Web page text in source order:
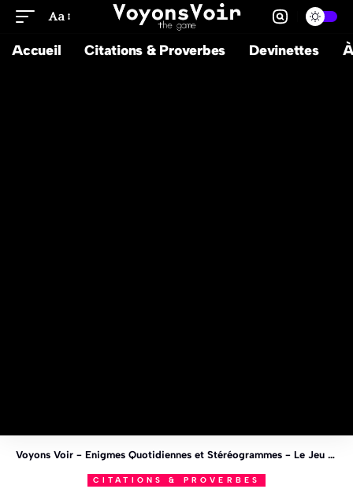
Aa
Accueil Citations & Proverbes Devinettes
Voyons Voir - Enigmes Quotidiennes et Stéréogrammes - Le Jeu des 1%
CITATIONS & PROVERBES